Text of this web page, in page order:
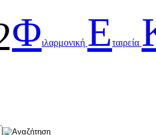
Φιλαρμονική Εταιρεία